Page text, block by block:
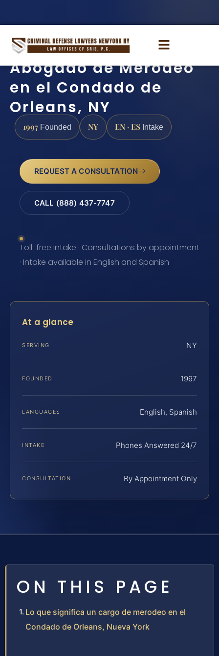
Abogado de Merodeo
en el Condado de
Orleans, NY
1997 Founded NY EN · ES Intake
REQUEST A CONSULTATION
CALL (888) 437-7747
Toll-free intake · Consultations by appointment
· Intake available in English and Spanish
At a glance
SERVING NY
FOUNDED 1997
LANGUAGES English, Spanish
INTAKE Phones Answered 24/7
CONSULTATION By Appointment Only
ON THIS PAGE
Lo que significa un cargo de merodeo en el
Condado de Orleans, Nueva York